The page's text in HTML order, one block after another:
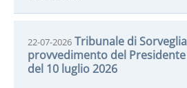
22-07-2026 Tribunale di
provvedimento del
del 10 luglio 2026